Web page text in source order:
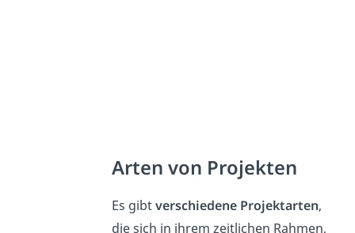
Arten von Projekten
Es gibtverschiedene Projektarten,
die sich in ihrem zeitlichen Rahmen,